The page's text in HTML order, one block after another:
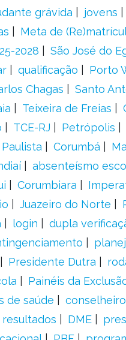
grávida jovens
Meta de
2028 São José do
qualificação Porto
Chagas
Santo
Teixeira de Freias
TCE-RJ Petrópolis
Paulista Corumbá
absenteísmo
Corumbiara
Juazeiro do Norte
login dupla
Presidente Dutra
Painéis da
de saúde
resultados DME